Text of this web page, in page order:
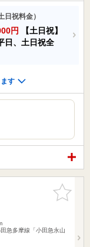
祝料金）
円
【土日祝】
日、土日祝全
す
お気に入
りに追加
急多摩線「小田急永山